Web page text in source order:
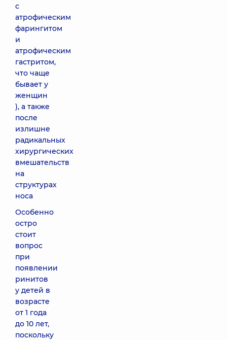
с
атрофическим
фарингитом
и
атрофическим
гастритом,
что чаще
бывает у
женщин
), а также
после
излишне
радикальных
хирургических
вмешательств
на
структурах
носа
Особенно
остро
стоит
вопрос
при
появлении
ринитов
у детей в
возрасте
от 1 года
до 10 лет,
поскольку